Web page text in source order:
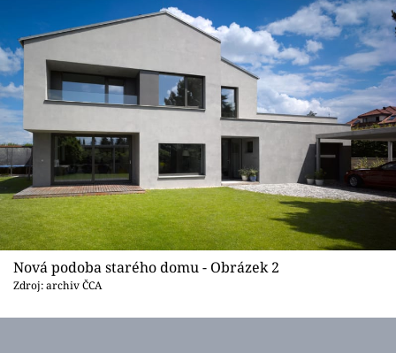
Přihlášení
Sledujte nás
Nová podoba starého domu - Obrázek 2
Zdroj: archiv ČCA